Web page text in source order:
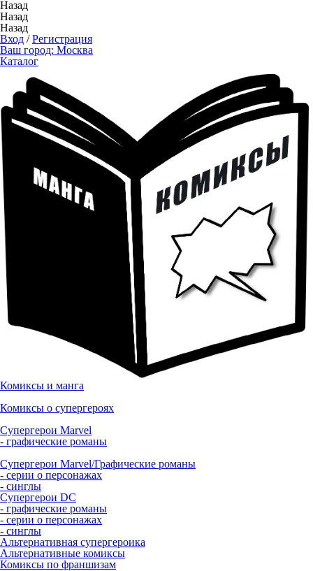
Назад
Назад
Назад
Вход /Регистрация
Ваш город: Москва
Каталог
Комиксы и манга
Комиксы о супергероях
Супергерои Marvel
- графические романы
Супергерои Marvel/Графические романы
- серии о персонажах
- синглы
Супергерои DC
- графические романы
- серии о персонажах
- синглы
Альтернативная супергероика
Альтернативные комиксы
Комиксы по франшизам